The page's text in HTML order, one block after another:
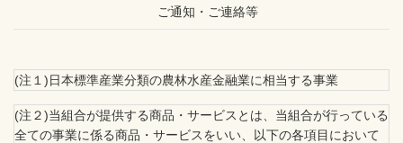
ご通知・ご連絡等
(注１)日本標準産業分類の農林水産金融業に相当する事業
(注２)当組合が提供する商品・サービスとは、当組合が行っている
全ての事業に係る商品・サービスをいい、以下の各項目において